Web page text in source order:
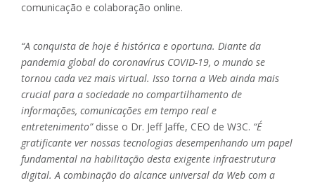
comunicação e colaboração online.
“A conquista de hoje é histórica e oportuna. Diante da
pandemia global do coronavírus COVID-19, o mundo se
tornou cada vez mais virtual. Isso torna a Web ainda mais
crucial para a sociedade no compartilhamento de
informações, comunicações em tempo real e
entretenimento”disse o Dr. Jeff Jaffe, CEO de W3C. “É
gratificante ver nossas tecnologias desempenhando um papel
fundamental na habilitação desta exigente infraestrutura
digital. A combinação do alcance universal da Web com a